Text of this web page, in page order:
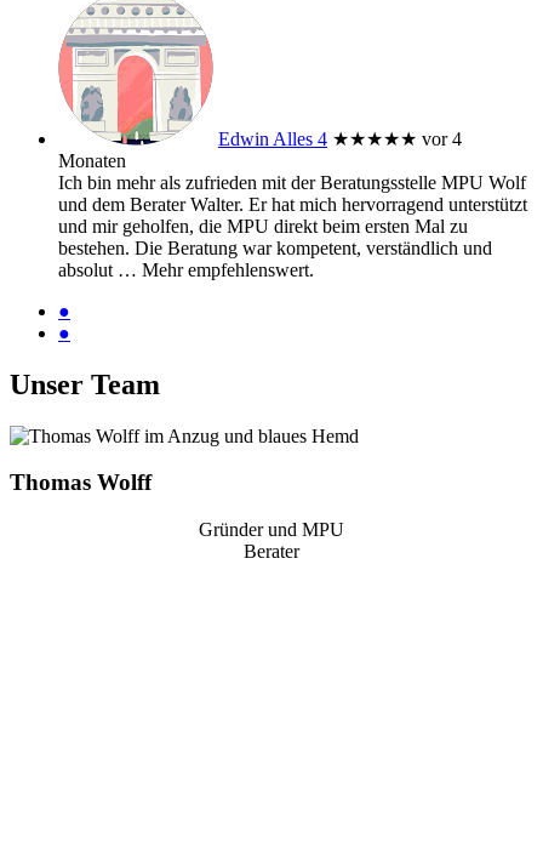
Edwin Alles 4 ★★★★★ vor 4
Monaten
Ich bin mehr als zufrieden mit der Beratungsstelle MPU Wolf
und dem Berater Walter. Er hat mich hervorragend unterstützt
und mir geholfen, die MPU direkt beim ersten Mal zu
bestehen. Die Beratung war kompetent, verständlich und
absolut … Mehrempfehlenswert.
●
●
Unser Team
Thomas Wolff
Gründer und MPU
Berater